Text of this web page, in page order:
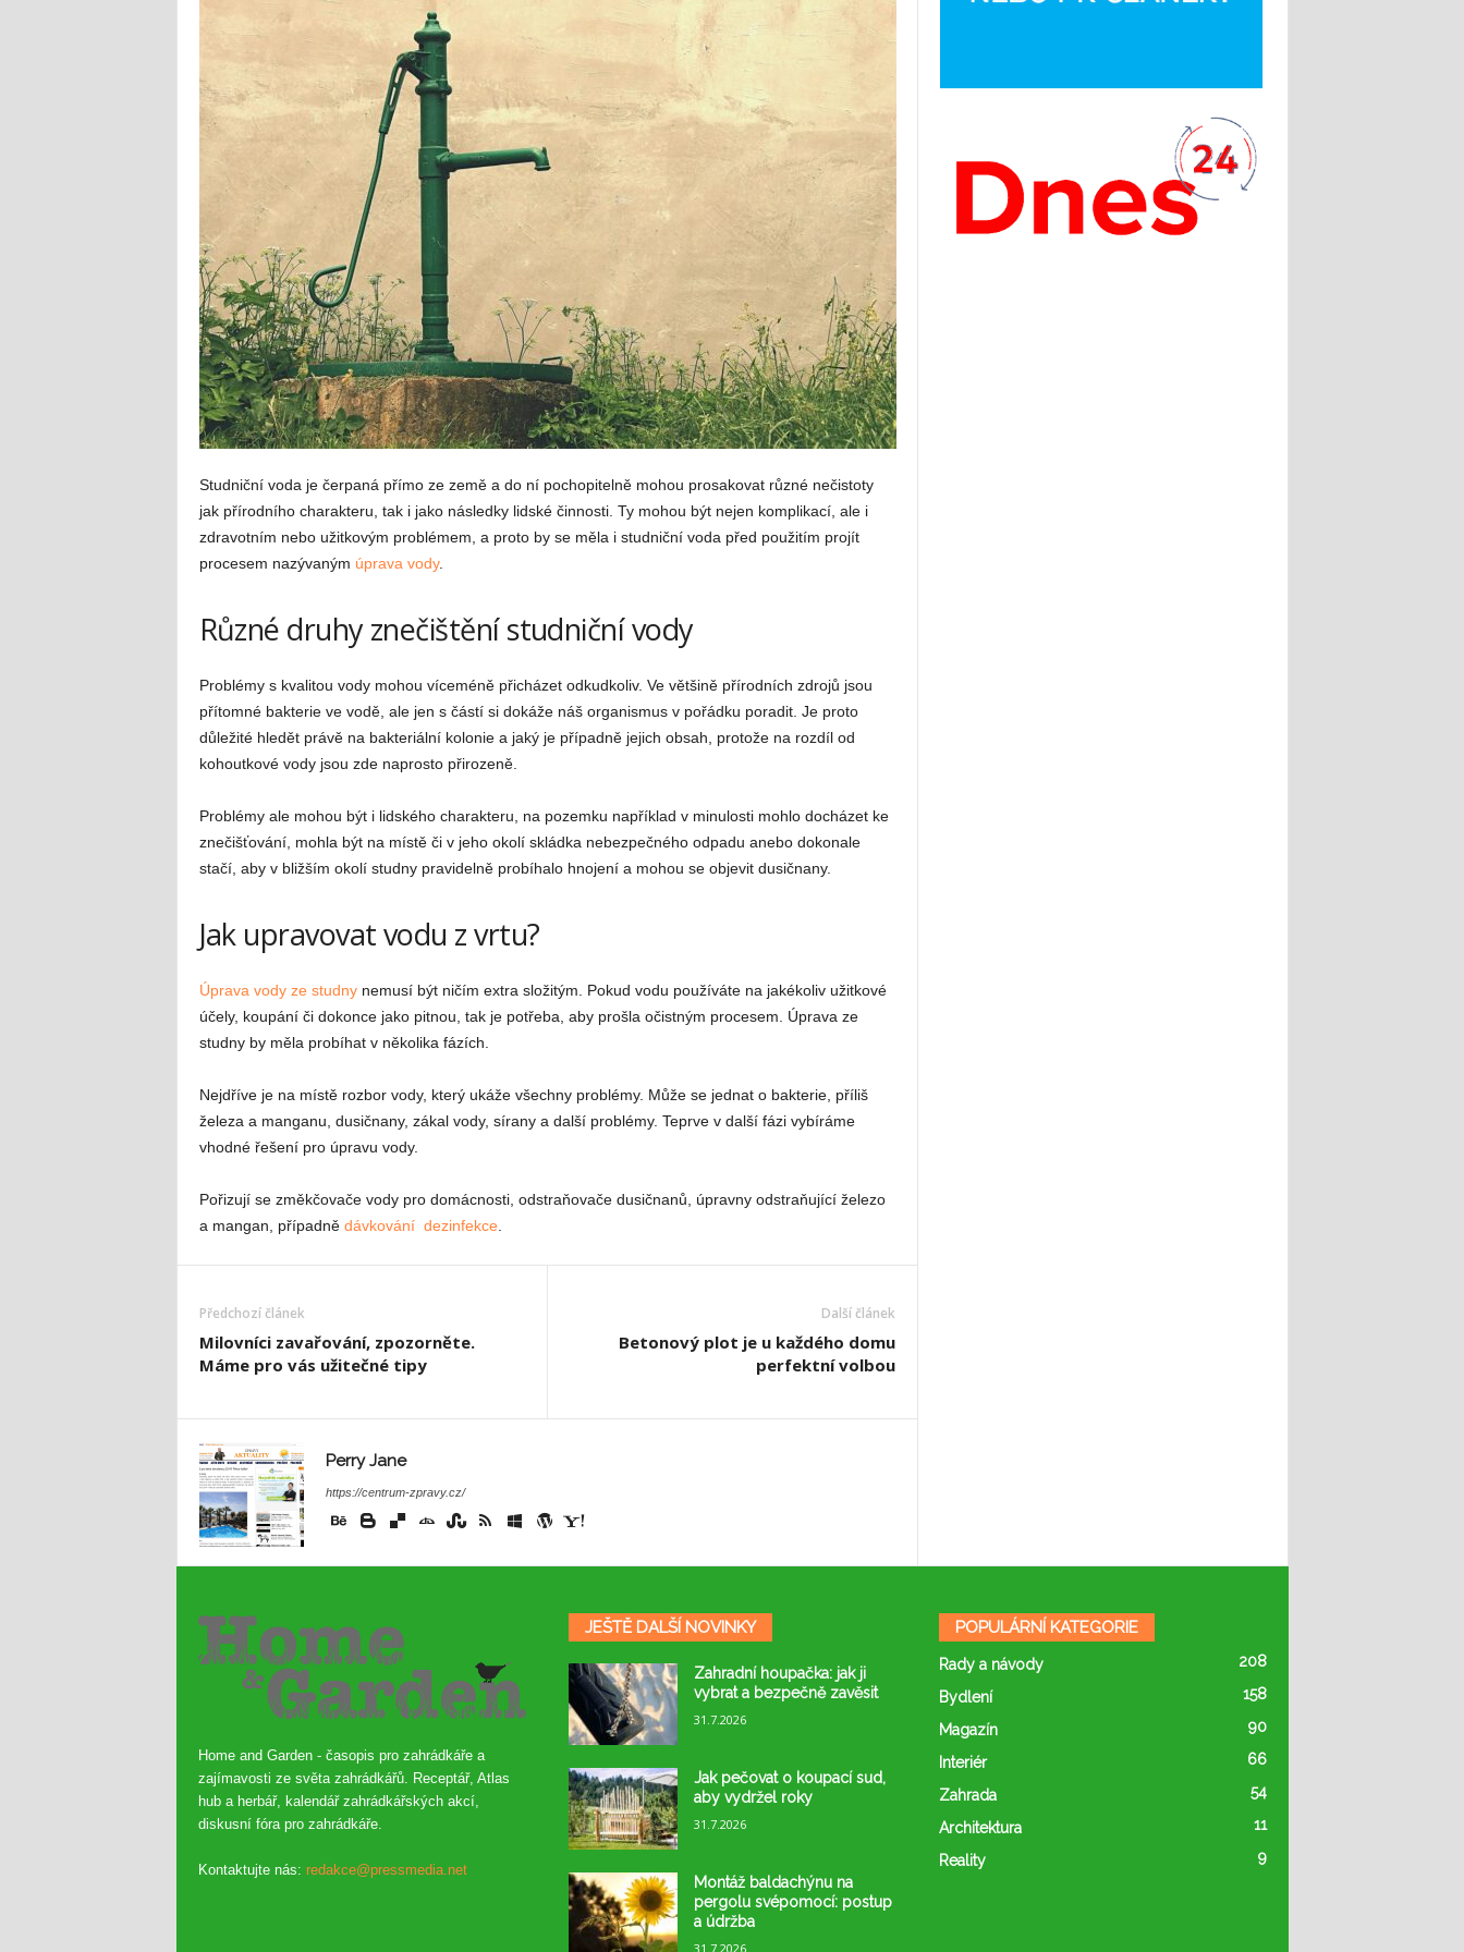
Studniční voda je čerpaná přímo ze země a do ní pochopitelně mohou prosakovat různé nečistoty
jak přírodního charakteru, tak i jako následky lidské činnosti. Ty mohou být nejen komplikací, ale i
zdravotním nebo užitkovým problémem, a proto by se měla i studniční voda před použitím projít
procesem nazývaným úprava vody.
Různé druhy znečištění studniční vody
Problémy s kvalitou vody mohou víceméně přicházet odkudkoliv. Ve většině přírodních zdrojů jsou
přítomné bakterie ve vodě, ale jen s částí si dokáže náš organismus v pořádku poradit. Je proto
důležité hledět právě na bakteriální kolonie a jaký je případně jejich obsah, protože na rozdíl od
kohoutkové vody jsou zde naprosto přirozeně.
Problémy ale mohou být i lidského charakteru, na pozemku například v minulosti mohlo docházet ke
znečišťování, mohla být na místě či v jeho okolí skládka nebezpečného odpadu anebo dokonale
stačí, aby v bližším okolí studny pravidelně probíhalo hnojení a mohou se objevit dusičnany.
Jak upravovat vodu z vrtu?
Úprava vody ze studnynemusí být ničím extra složitým. Pokud vodu používáte na jakékoliv užitkové
účely, koupání či dokonce jako pitnou, tak je potřeba, aby prošla očistným procesem. Úprava ze
studny by měla probíhat v několika fázích.
Nejdříve je na místě rozbor vody, který ukáže všechny problémy. Může se jednat o bakterie, příliš
železa a manganu, dusičnany, zákal vody, sírany a další problémy. Teprve v další fázi vybíráme
vhodné řešení pro úpravu vody.
Pořizují se změkčovače vody pro domácnosti, odstraňovače dusičnanů, úpravny odstraňující železo
a mangan, případně dávkování dezinfekce.
Předchozí článek
Milovníci zavařování, zpozorněte.
Máme pro vás užitečné tipy
Další článek
Betonový plot je u každého domu
perfektní volbou
Perry Jane
https://centrum-zpravy.cz/
Home and Garden - časopis pro zahrádkáře a
zajímavosti ze světa zahrádkářů. Receptář, Atlas
hub a herbář, kalendář zahrádkářských akcí,
diskusní fóra pro zahrádkáře.
Kontaktujte nás: redakce@pressmedia.net
JEŠTĚ DALŠÍ NOVINKY
Zahradní houpačka: jak ji
vybrat a bezpečně zavěsit
31.7.2026
Jak pečovat o koupací sud,
aby vydržel roky
31.7.2026
Montáž baldachýnu na
pergolu svépomocí: postup
a údržba
31.7.2026
POPULÁRNÍ KATEGORIE
Rady a návody 208
Bydlení 158
Magazín 90
Interiér 66
Zahrada 54
Architektura 11
Reality 9